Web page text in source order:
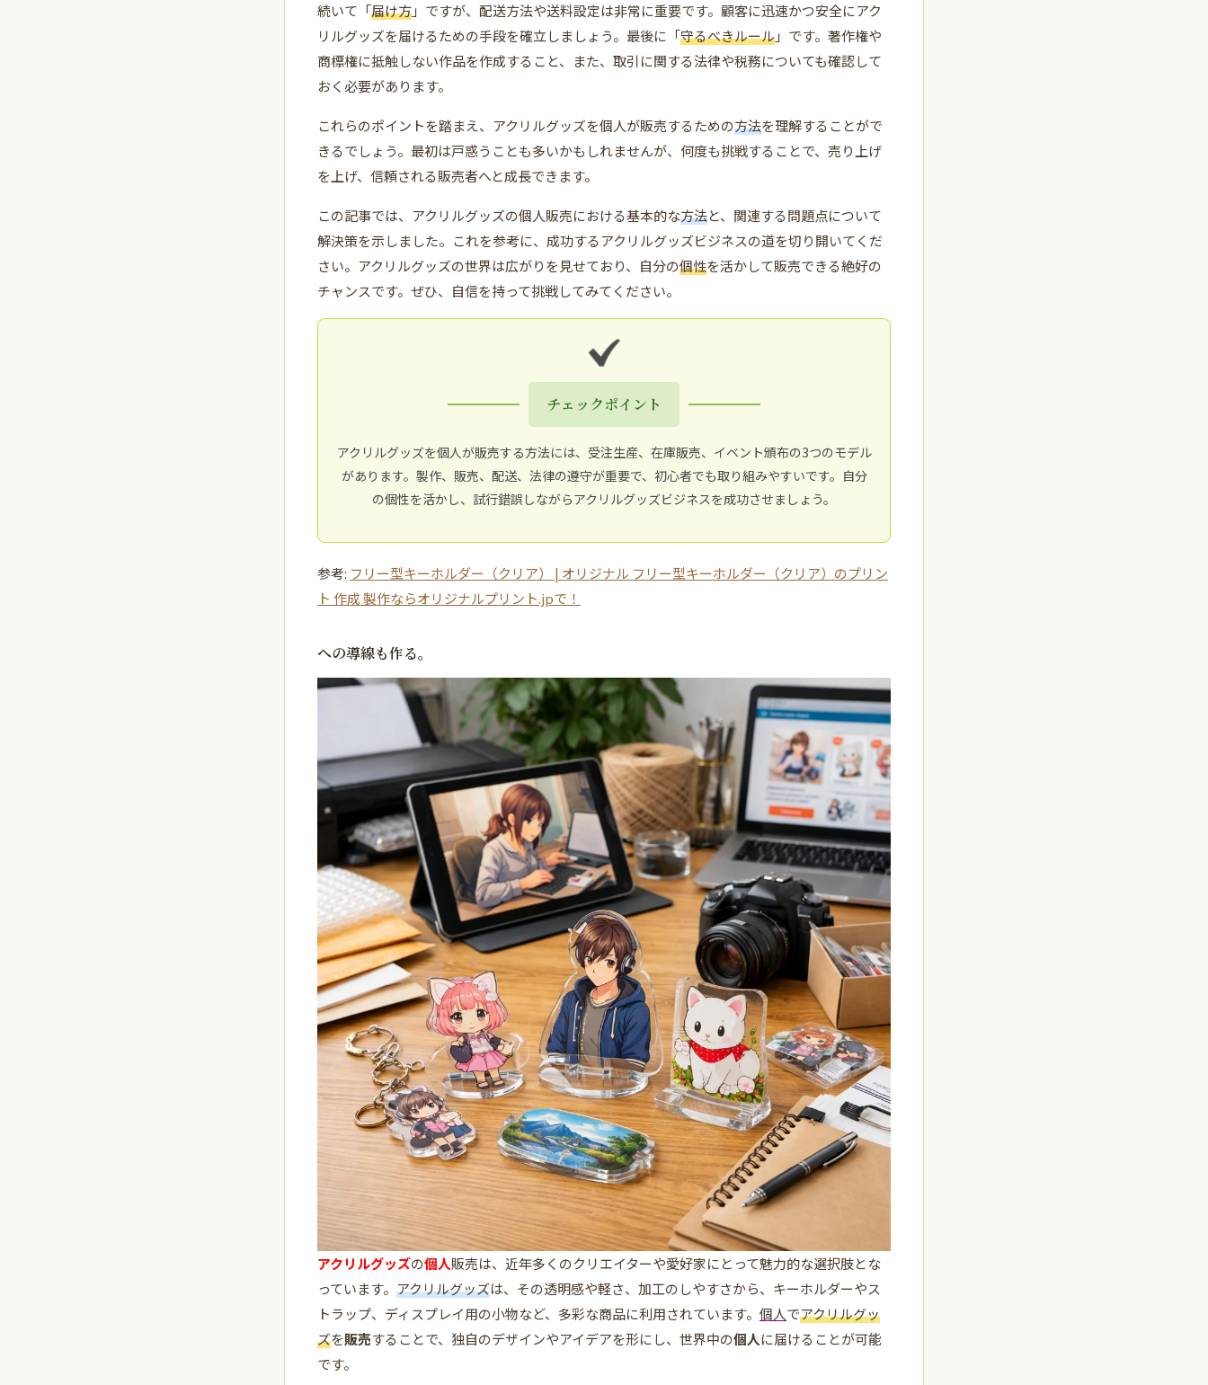
続いて「届け方」ですが、配送方法や送料設定は非常に重要です。顧客に迅速かつ安全にアク
リルグッズを届けるための手段を確立しましょう。最後に「守るべきルール」です。著作権や
商標権に抵触しない作品を作成すること、また、取引に関する法律や税務についても確認して
おく必要があります。
これらのポイントを踏まえ、アクリルグッズを個人が販売するための方法を理解することがで
きるでしょう。最初は戸惑うことも多いかもしれませんが、何度も挑戦することで、売り上げ
を上げ、信頼される販売者へと成長できます。
この記事では、アクリルグッズの個人販売における基本的な方法と、関連する問題点について
解決策を示しました。これを参考に、成功するアクリルグッズビジネスの道を切り開いてくだ
さい。アクリルグッズの世界は広がりを見せており、自分の個性を活かして販売できる絶好の
チャンスです。ぜひ、自信を持って挑戦してみてください。
チェックポイント
アクリルグッズを個人が販売する方法には、受注生産、在庫販売、イベント頒布の3つのモデル
があります。製作、販売、配送、法律の遵守が重要で、初心者でも取り組みやすいです。自分
の個性を活かし、試行錯誤しながらアクリルグッズビジネスを成功させましょう。
参考: フリー型キーホルダー（クリア） | オリジナル フリー型キーホルダー（クリア）のプリン
ト 作成 製作ならオリジナルプリント.jpで！
への導線も作る。
アクリルグッズの個人販売は、近年多くのクリエイターや愛好家にとって魅力的な選択肢とな
っています。 アクリルグッズは、その透明感や軽さ、加工のしやすさから、キーホルダーやス
トラップ、ディスプレイ用の小物など、多彩な商品に利用されています。 個人でアクリルグッ
ズを販売することで、独自のデザインやアイデアを形にし、世界中の個人に届けることが可能
です。